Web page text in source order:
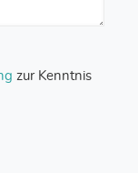
zur Kenntnis